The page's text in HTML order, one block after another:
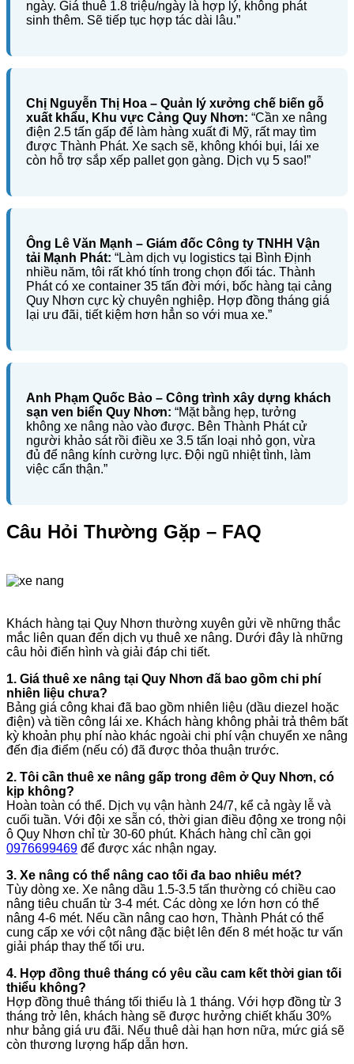
ngày. Giá thuê 1.8 triệu/ngày là hợp lý, không phát
sinh thêm. Sẽ tiếp tục hợp tác dài lâu.”
Chị Nguyễn Thị Hoa – Quản lý xưởng chế biến gỗ
xuất khẩu, Khu vực Cảng Quy Nhơn: “Cần xe nâng
điện 2.5 tấn gấp để làm hàng xuất đi Mỹ, rất may tìm
được Thành Phát. Xe sạch sẽ, không khói bụi, lái xe
còn hỗ trợ sắp xếp pallet gọn gàng. Dịch vụ 5 sao!”
Ông Lê Văn Mạnh – Giám đốc Công ty TNHH Vận
tải Mạnh Phát: “Làm dịch vụ logistics tại Bình Định
nhiều năm, tôi rất khó tính trong chọn đối tác. Thành
Phát có xe container 35 tấn đời mới, bốc hàng tại cảng
Quy Nhơn cực kỳ chuyên nghiệp. Hợp đồng tháng giá
lại ưu đãi, tiết kiệm hơn hẳn so với mua xe.”
Anh Phạm Quốc Bảo – Công trình xây dựng khách
sạn ven biển Quy Nhơn: “Mặt bằng hẹp, tưởng
không xe nâng nào vào được. Bên Thành Phát cử
người khảo sát rồi điều xe 3.5 tấn loại nhỏ gọn, vừa
đủ để nâng kính cường lực. Đội ngũ nhiệt tình, làm
việc cẩn thận.”
Câu Hỏi Thường Gặp – FAQ
Khách hàng tại Quy Nhơn thường xuyên gửi về những thắc
mắc liên quan đến dịch vụ thuê xe nâng. Dưới đây là những
câu hỏi điển hình và giải đáp chi tiết.
1. Giá thuê xe nâng tại Quy Nhơn đã bao gồm chi phí
nhiên liệu chưa?
Bảng giá công khai đã bao gồm nhiên liệu (dầu diezel hoặc
điện) và tiền công lái xe. Khách hàng không phải trả thêm bất
kỳ khoản phụ phí nào khác ngoài chi phí vận chuyển xe nâng
đến địa điểm (nếu có) đã được thỏa thuận trước.
2. Tôi cần thuê xe nâng gấp trong đêm ở Quy Nhơn, có
kịp không?
Hoàn toàn có thể. Dịch vụ vận hành 24/7, kể cả ngày lễ và
cuối tuần. Với đội xe sẵn có, thời gian điều động xe trong nội
ô Quy Nhơn chỉ từ 30-60 phút. Khách hàng chỉ cần gọi
0976699469 để được xác nhận ngay.
3. Xe nâng có thể nâng cao tối đa bao nhiêu mét?
Tùy dòng xe. Xe nâng dầu 1.5-3.5 tấn thường có chiều cao
nâng tiêu chuẩn từ 3-4 mét. Các dòng xe lớn hơn có thể
nâng 4-6 mét. Nếu cần nâng cao hơn, Thành Phát có thể
cung cấp xe với cột nâng đặc biệt lên đến 8 mét hoặc tư vấn
giải pháp thay thế tối ưu.
4. Hợp đồng thuê tháng có yêu cầu cam kết thời gian tối
thiểu không?
Hợp đồng thuê tháng tối thiểu là 1 tháng. Với hợp đồng từ 3
tháng trở lên, khách hàng sẽ được hưởng chiết khấu 30%
như bảng giá ưu đãi. Nếu thuê dài hạn hơn nữa, mức giá sẽ
còn thương lượng hấp dẫn hơn.